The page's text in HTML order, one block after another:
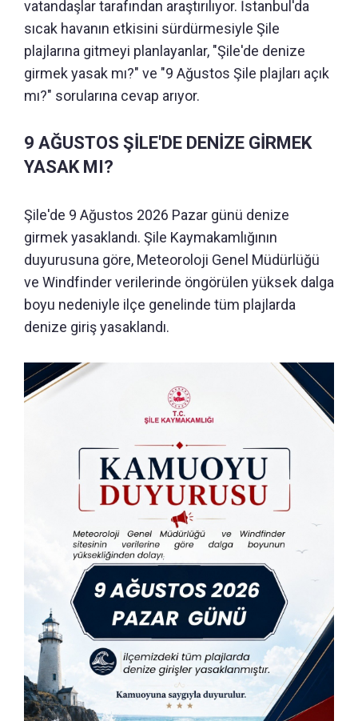
vatandaşlar tarafından araştırılıyor. İstanbul'da
sıcak havanın etkisini sürdürmesiyle Şile
plajlarına gitmeyi planlayanlar, "Şile'de denize
girmek yasak mı?" ve "9 Ağustos Şile plajları açık
mı?" sorularına cevap arıyor.
9 AĞUSTOS ŞİLE'DE DENİZE GİRMEK
YASAK MI?
Şile'de 9 Ağustos 2026 Pazar günü denize
girmek yasaklandı. Şile Kaymakamlığının
duyurusuna göre, Meteoroloji Genel Müdürlüğü
ve Windfinder verilerinde öngörülen yüksek dalga
boyu nedeniyle ilçe genelinde tüm plajlarda
denize giriş yasaklandı.